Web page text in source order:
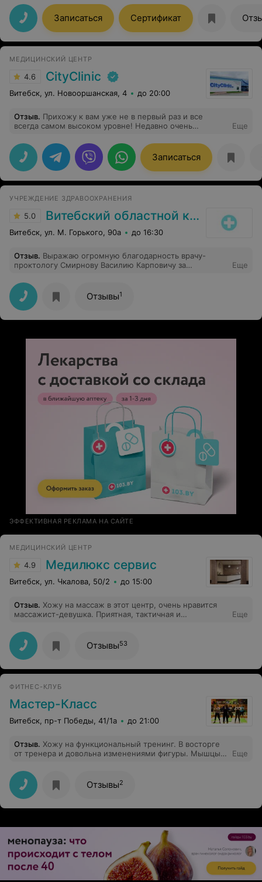
врачом - как камень с груди, очень внимательный,
добрый, лучший врач! Если на ФГДС, то только к нему!
Ответит на все волнующие вопросы, все разъяснит! И
не могу не сказать доброго слова о медсестре, очень
внимательная, здорово отвлекает во время процедуры!
Записаться Сертификат
МЕДИЦИНСКИЙ ЦЕНТР
4.6 CityClinic
Витебск, ул. Новооршанская, 4 до 20:00
Отзыв. Прихожу к вам уже не в первый раз и все
всегда самом высоком уровне! Недавно очень
не пожалела! Мне помогли! Спасибо огромное за ваш
труд!
Еще
Записаться
УЧРЕЖДЕНИЕ ЗДРАВООХРАНЕНИЯ
5.0 Витебский областной клинический специализированный центр
Витебск, ул. М. Горького, 90а до 16:30
Отзыв. Выражаю огромную благодарность врачу-
проктологу Смирнову Василию Карповичу за
высокий профессионализм, понимание, внимательное
отношение, аккуратность при осмотрах, адекватное
обезболивание. Я очень довольна результатом
операции. Желаю Василию Карповичу крепкого
здоровья, счастья и всех земных благ! Клинике-
Еще
Отзывы1
ЭФФЕКТИВНАЯ РЕКЛАМА НА САЙТЕ
МЕДИЦИНСКИЙ ЦЕНТР
4.9 Медилюкс сервис
Витебск, ул. Чкалова, 50/2 до 15:00
Отзыв. Хожу на массаж в этот центр, очень нравится
массажист-девушка. Приятная, тактичная и
посещений массажа и обертываний - 3см ушло с
бедер. Я очень довольна!!!
Еще
Отзывы53
ФИТНЕС-КЛУБ
Мастер-Класс
Витебск, пр-т Победы, 41/1а до 21:00
Отзыв. Хожу на функциональный тренинг. В восторге
от тренера и довольна изменениями фигуры. Мышцы в
занятий. Темп довольно быстрый. всё живо и в
настроении. Занятия для женщин, которые хотят
видеть результат от потраченных денег!
Еще
Отзывы2